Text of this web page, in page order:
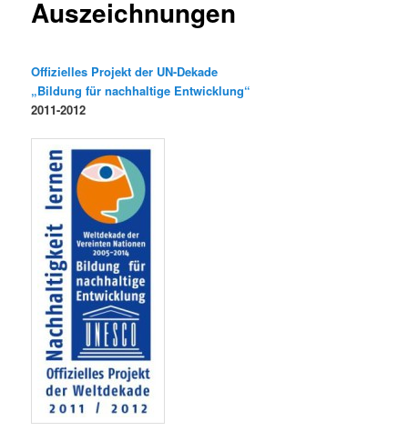
Auszeichnungen
Offizielles Projekt der UN-Dekade
„Bildung für nachhaltige Entwicklung“
2011-2012